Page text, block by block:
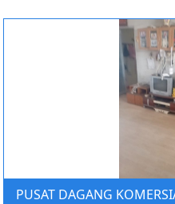
PUSAT DAGANG